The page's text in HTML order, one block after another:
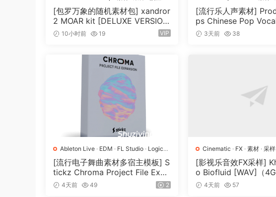
[包罗万象的随机素材包] xandror
2 MOAR kit [DELUXE VERSIO
N] [WAV, MiDi]（3.1GB）
10小时前 19 VIP
[流行乐人声素材]
ps Chinese Pop
[WAV, MiDi, REX]（
3天前 38
Ableton Live · EDM · FL Studio · Logic
Pro· Pop·工程 ·素材· 采样
[流行电子舞曲素材多宿主模板] S
tickz Chroma Project File Expa
nsion（2.53GB）
4天前 49 2
Cinematic · FX · 素材· 采样
[影视乐音效FX采样]
o Biofluid [WAV]（
4天前 57